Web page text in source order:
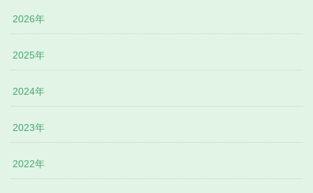
2026年
2025年
2024年
2023年
2022年